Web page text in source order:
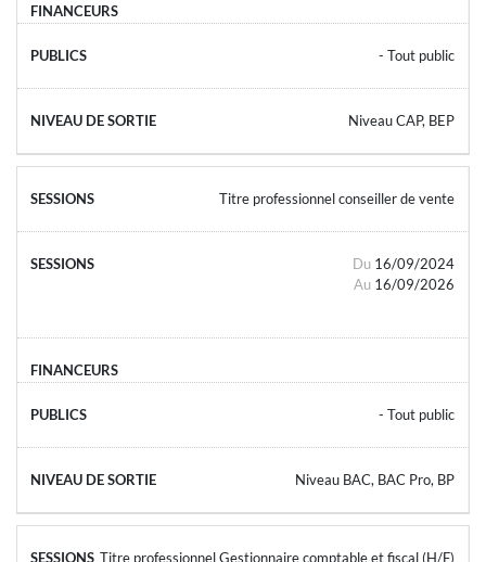
- Tout public
Niveau CAP, BEP
Titre professionnel conseiller de vente
Du 16/09/2024
Au 16/09/2026
- Tout public
Niveau BAC, BAC Pro, BP
Titre professionnel Gestionnaire comptable et fiscal (H/F)